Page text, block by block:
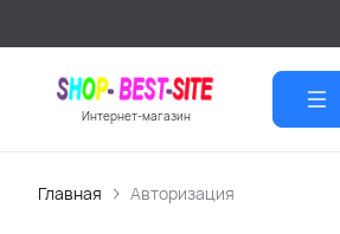
Интернет-магазин
Главная Авторизация